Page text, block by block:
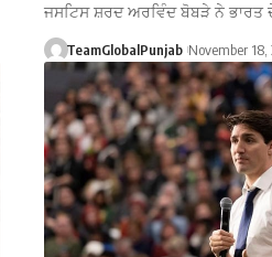
ਜਸਟਿਸ ਸ਼ਰਦ ਅਰਵਿੰਦ ਬੋਬੜੇ ਨੇ ਭਾਰਤ
TeamGlobalPunjab November 18,